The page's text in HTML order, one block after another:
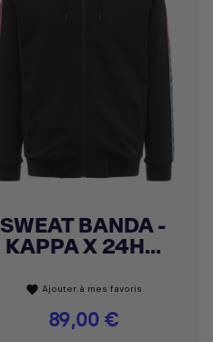
Achat express
SWEAT BANDA -
KAPPA X 24H...
favorite Ajouter à mes favoris
Prix
89,00 €